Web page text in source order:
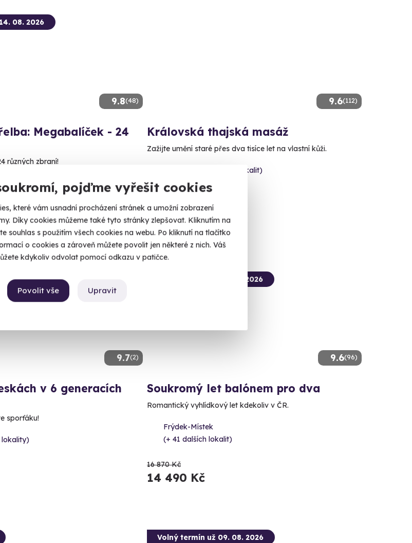
pojďme vyřešit cookies
které vám usnadní procházení stránek a umožní zobrazení
Díky cookies můžeme také tyto stránky zlepšovat. Kliknutím na
souhlas s použitím všech cookies na webu. Po kliknutí na tlačítko
o cookies a zároveň můžete povolit jen některé z nich. Váš
kdykoliv odvolat pomocí odkazu v patičce.
Upravit
Povolit vše
9.8(48)
08. 2026
Megabalíček - 24
různých zbraní!
(okres Opava)
9.6(112)
Královská thajská masáž
Zažijte umění staré přes dva tisíce let na vlastní kůži.
Ostrava (+ 10 dalších lokalit)
2 290 Kč
9.7(2)
09. 2026
v 6 generacích
sporťáku!
lokality)
9.6(96)
Volný termín už 10. 08. 2026
Soukromý let balónem pro dva
Romantický vyhlídkový let kdekoliv v ČR.
Frýdek-Místek
(+ 41 dalších lokalit)
16 870 Kč
14 490 Kč
Volný termín už 09. 08. 2026